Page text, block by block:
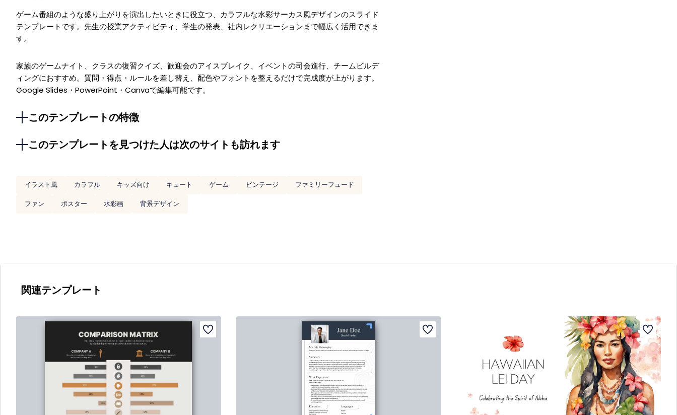
ゲーム番組のような盛り上がりを演出したいときに役立つ、カラフルな水彩サーカス風デザインのスライド
テンプレートです。先生の授業アクティビティ、学生の発表、社内レクリエーションまで幅広く活用できま
す。
家族のゲームナイト、クラスの復習クイズ、歓迎会のアイスブレイク、イベントの司会進行、チームビルデ
ィングにおすすめ。質問・得点・ルールを差し替え、配色やフォントを整えるだけで完成度が上がります。
Google Slides・PowerPoint・Canvaで編集可能です。
このテンプレートの特徴
このテンプレートを見つけた人は次のサイトも訪れます
イラスト風 カラフル キッズ向け キュート ゲーム ビンテージ
ファミリーフュード
ファン
ポスター 水彩画 背景デザイン
関連テンプレート